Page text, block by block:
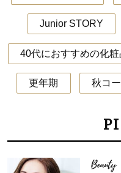
Junior STORY
更年期 秋コ
Beauty